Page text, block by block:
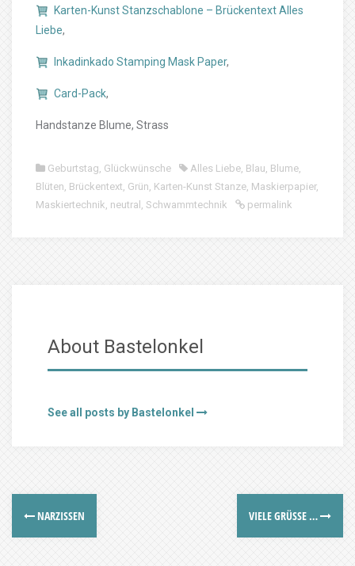
Karten-Kunst Stanzschablone – Brückentext Alles
Liebe,
Inkadinkado Stamping Mask Paper,
Card-Pack,
Handstanze Blume, Strass
Geburtstag Glückwünsche Alles Liebe Blau Blume
Blüten Brückentext Grün Karten-Kunst Stanze Maskierpapier,
Maskiertechnik neutral Schwammtechnik permalink
About Bastelonkel
See all posts by Bastelonkel
NARZISSEN VIELE GRÜSSE …